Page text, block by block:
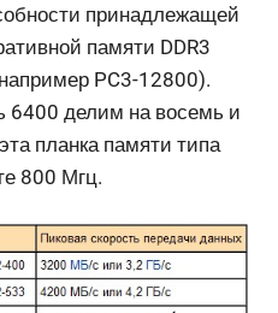
принадлежащей
памяти DDR3
PC3-12800).
6400 делим на восемь и
планка памяти типа
800 Мгц.